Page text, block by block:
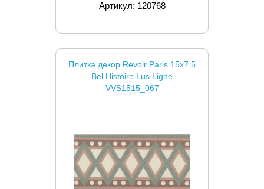
Артикул: 120768
Плитка декор Revoir Paris 15x7.5
Bel Histoire Lus Ligne
VVS1515_067